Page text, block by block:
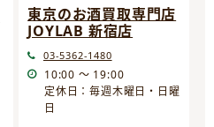
東京のお酒買取専門店
JOYLAB 新宿店
03-5362-1480
10:00 ～ 19:00
定休日：毎週木曜日・日曜
日